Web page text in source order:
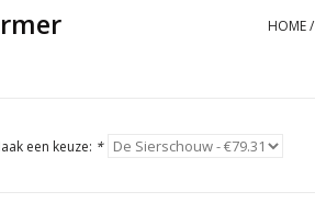
HOME/
een keuze: *